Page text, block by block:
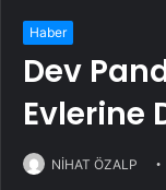
Haber
Dev
Evlerine
NİHAT ÖZALP